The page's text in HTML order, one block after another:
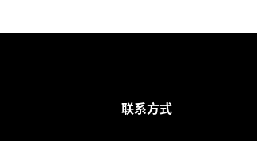
联系方式